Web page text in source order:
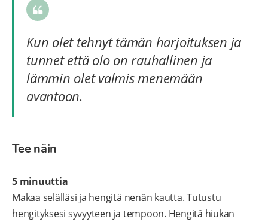
Kun olet tehnyt tämän harjoituksen ja
tunnet että olo on rauhallinen ja
lämmin olet valmis menemään
avantoon.
Tee näin
5 minuuttia
Makaa selälläsi ja hengitä nenän kautta. Tutustu
hengityksesi syvyyteen ja tempoon. Hengitä hiukan